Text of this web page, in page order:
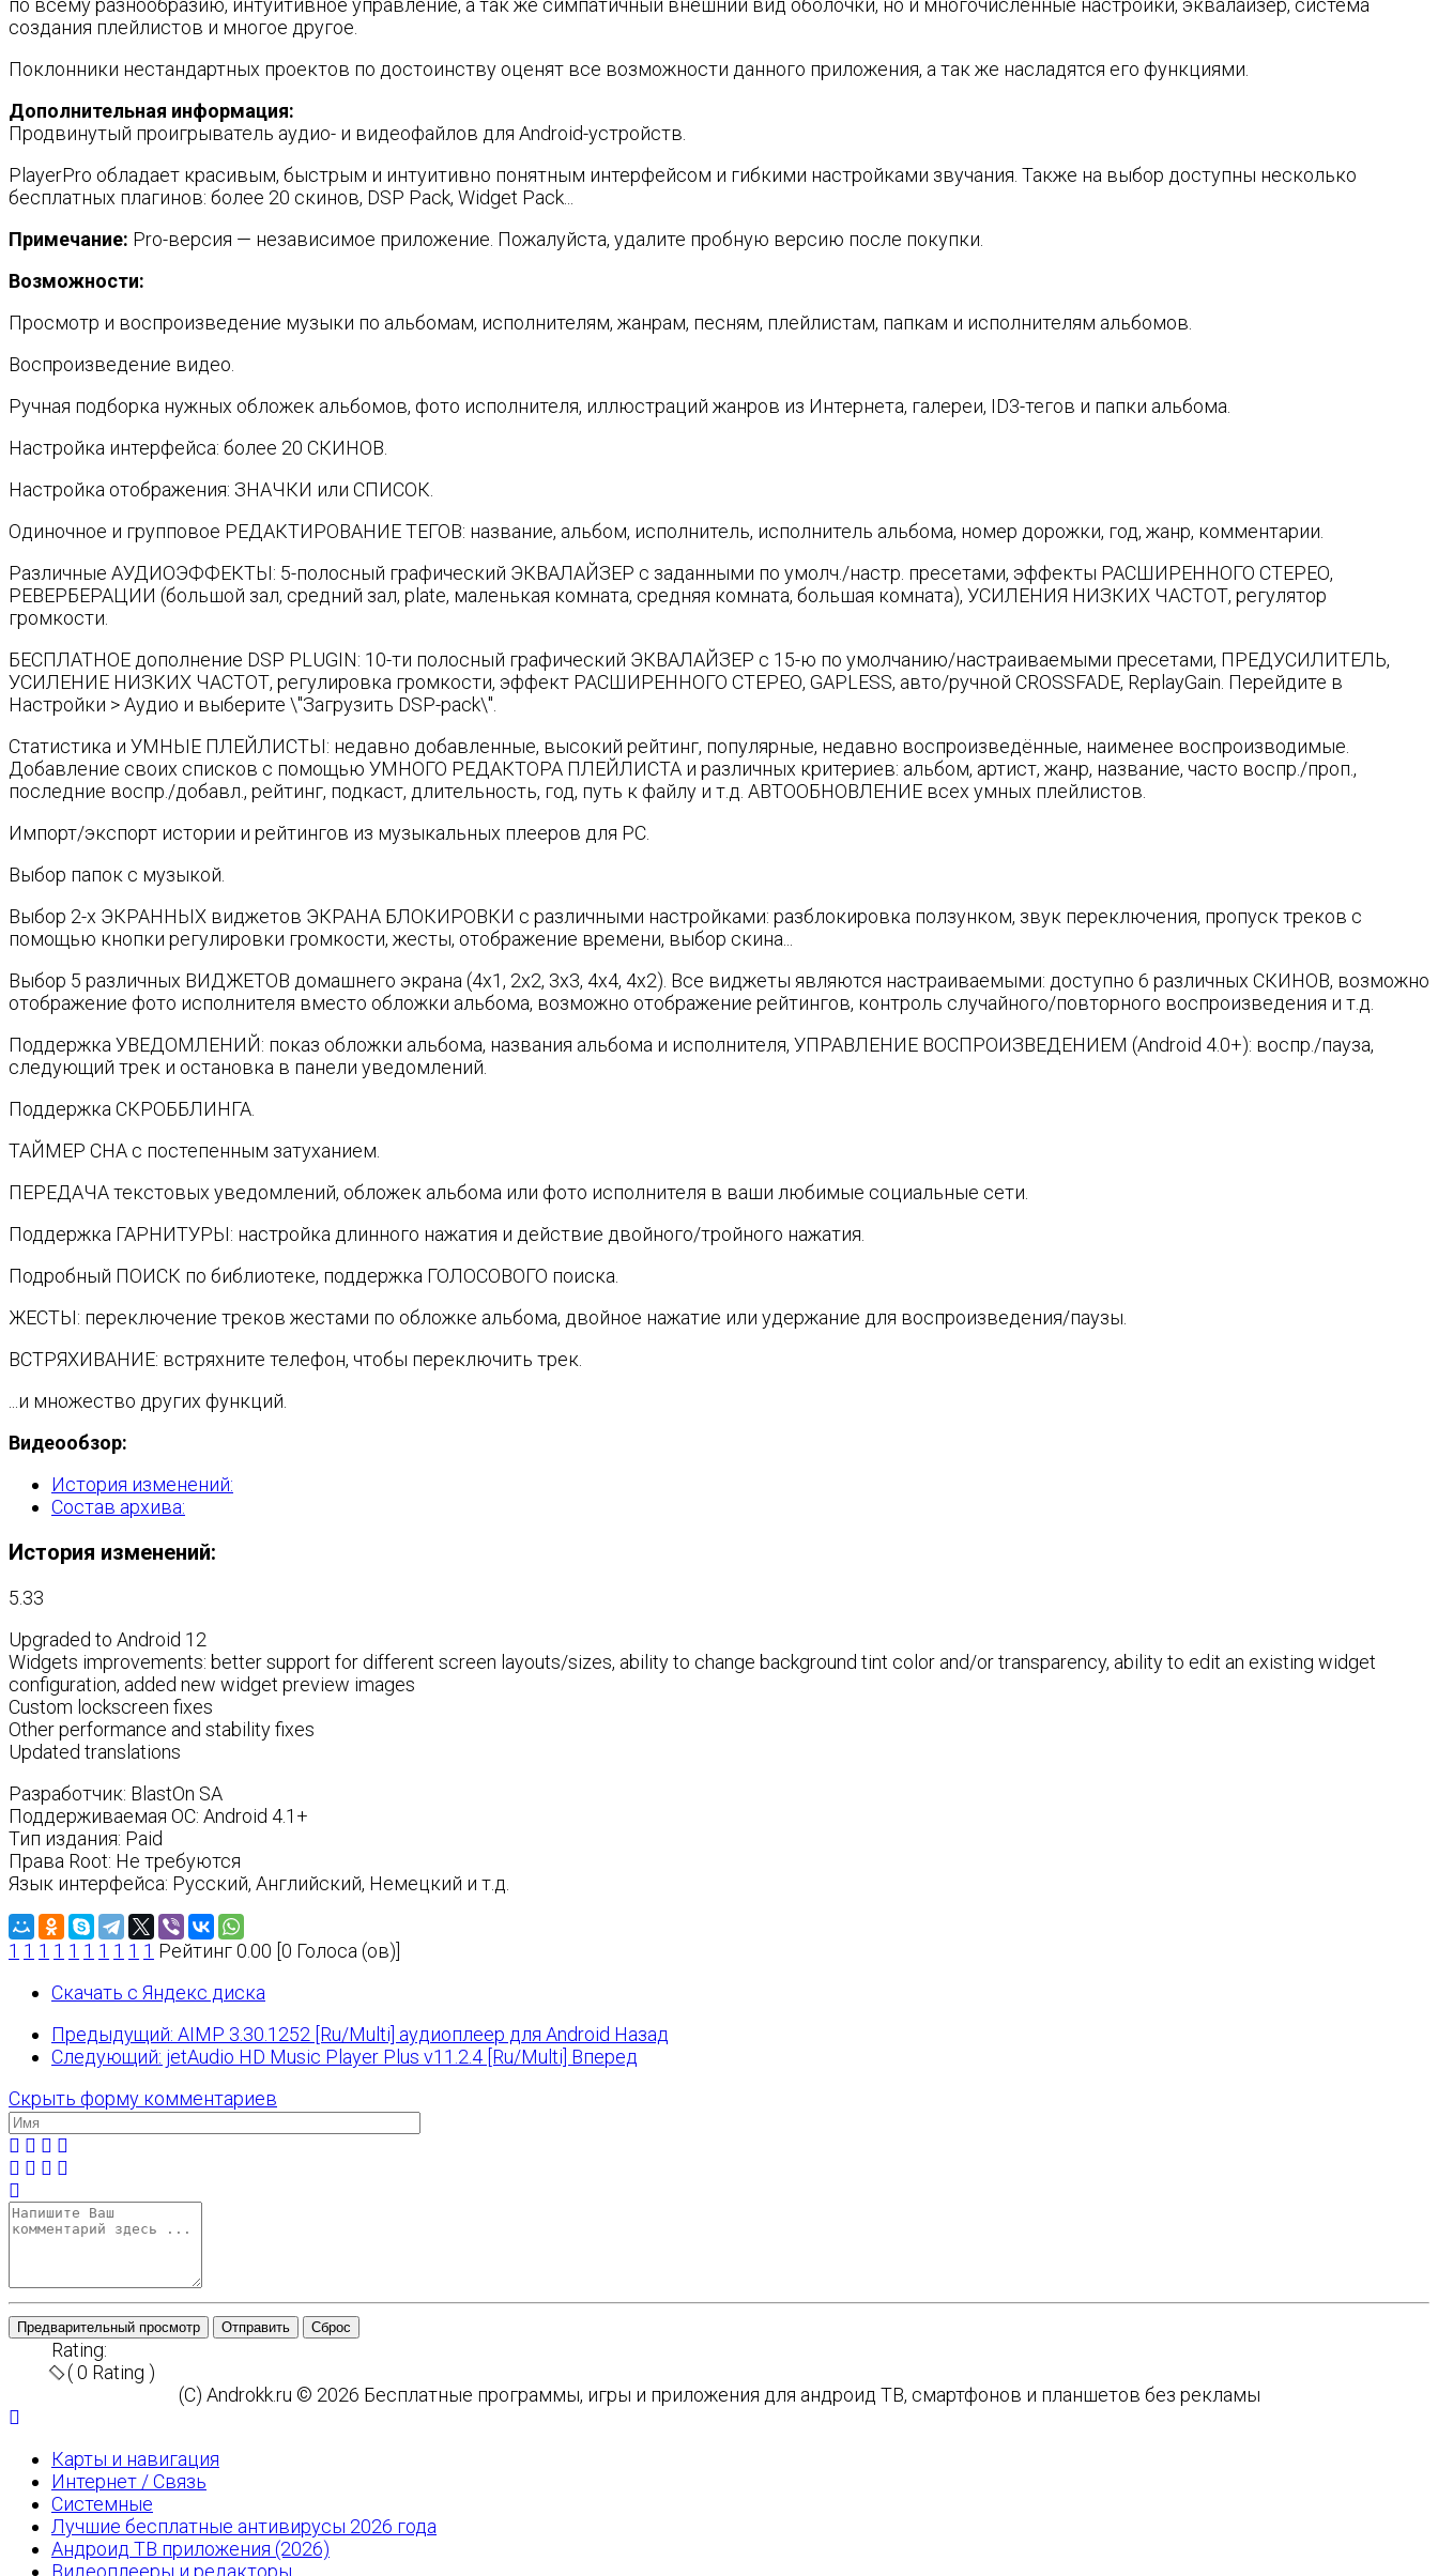
по всему разнообразию, интуитивное управление, а так же симпатичный внешний вид оболочки, но и многочисленные настройки, эквалайзер, система
создания плейлистов и многое другое.
Поклонники нестандартных проектов по достоинству оценят все возможности данного приложения, а так же насладятся его функциями.
Дополнительная информация:
Продвинутый проигрыватель аудио- и видеофайлов для Android-устройств.
PlayerPro обладает красивым, быстрым и интуитивно понятным интерфейсом и гибкими настройками звучания. Также на выбор доступны несколько
бесплатных плагинов: более 20 скинов, DSP Pack, Widget Pack...
Примечание: Pro-версия — независимое приложение. Пожалуйста, удалите пробную версию после покупки.
Возможности:
Просмотр и воспроизведение музыки по альбомам, исполнителям, жанрам, песням, плейлистам, папкам и исполнителям альбомов.
Воспроизведение видео.
Ручная подборка нужных обложек альбомов, фото исполнителя, иллюстраций жанров из Интернета, галереи, ID3-тегов и папки альбома.
Настройка интерфейса: более 20 СКИНОВ.
Настройка отображения: ЗНАЧКИ или СПИСОК.
Одиночное и групповое РЕДАКТИРОВАНИЕ ТЕГОВ: название, альбом, исполнитель, исполнитель альбома, номер дорожки, год, жанр, комментарии.
Различные АУДИОЭФФЕКТЫ: 5-полосный графический ЭКВАЛАЙЗЕР с заданными по умолч./настр. пресетами, эффекты РАСШИРЕННОГО СТЕРЕО,
РЕВЕРБЕРАЦИИ (большой зал, средний зал, plate, маленькая комната, средняя комната, большая комната), УСИЛЕНИЯ НИЗКИХ ЧАСТОТ, регулятор
громкости.
БЕСПЛАТНОЕ дополнение DSP PLUGIN: 10-ти полосный графический ЭКВАЛАЙЗЕР с 15-ю по умолчанию/настраиваемыми пресетами, ПРЕДУСИЛИТЕЛЬ,
УСИЛЕНИЕ НИЗКИХ ЧАСТОТ, регулировка громкости, эффект РАСШИРЕННОГО СТЕРЕО, GAPLESS, авто/ручной CROSSFADE, ReplayGain. Перейдите в
Настройки > Аудио и выберите \"Загрузить DSP-pack\".
Статистика и УМНЫЕ ПЛЕЙЛИСТЫ: недавно добавленные, высокий рейтинг, популярные, недавно воспроизведённые, наименее воспроизводимые.
Добавление своих списков с помощью УМНОГО РЕДАКТОРА ПЛЕЙЛИСТА и различных критериев: альбом, артист, жанр, название, часто воспр./проп.,
последние воспр./добавл., рейтинг, подкаст, длительность, год, путь к файлу и т.д. АВТООБНОВЛЕНИЕ всех умных плейлистов.
Импорт/экспорт истории и рейтингов из музыкальных плееров для PC.
Выбор папок с музыкой.
Выбор 2-х ЭКРАННЫХ виджетов ЭКРАНА БЛОКИРОВКИ с различными настройками: разблокировка ползунком, звук переключения, пропуск треков с
помощью кнопки регулировки громкости, жесты, отображение времени, выбор скина...
Выбор 5 различных ВИДЖЕТОВ домашнего экрана (4x1, 2x2, 3x3, 4x4, 4x2). Все виджеты являются настраиваемыми: доступно 6 различных СКИНОВ, возможно
отображение фото исполнителя вместо обложки альбома, возможно отображение рейтингов, контроль случайного/повторного воспроизведения и т.д.
Поддержка УВЕДОМЛЕНИЙ: показ обложки альбома, названия альбома и исполнителя, УПРАВЛЕНИЕ ВОСПРОИЗВЕДЕНИЕМ (Android 4.0+): воспр./пауза,
следующий трек и остановка в панели уведомлений.
Поддержка СКРОББЛИНГА.
ТАЙМЕР СНА с постепенным затуханием.
ПЕРЕДАЧА текстовых уведомлений, обложек альбома или фото исполнителя в ваши любимые социальные сети.
Поддержка ГАРНИТУРЫ: настройка длинного нажатия и действие двойного/тройного нажатия.
Подробный ПОИСК по библиотеке, поддержка ГОЛОСОВОГО поиска.
ЖЕСТЫ: переключение треков жестами по обложке альбома, двойное нажатие или удержание для воспроизведения/паузы.
ВСТРЯХИВАНИЕ: встряхните телефон, чтобы переключить трек.
...и множество других функций.
Видеообзор:
История изменений:
Состав архива:
История изменений:
5.33
Upgraded to Android 12
Widgets improvements: better support for different screen layouts/sizes, ability to change background tint color and/or transparency, ability to edit an existing widget
configuration, added new widget preview images
Custom lockscreen fixes
Other performance and stability fixes
Updated translations
Разработчик: BlastOn SA
Поддерживаемая ОС: Android 4.1+
Тип издания: Paid
Права Root: Не требуются
Язык интерфейса: Русский, Английский, Немецкий и т.д.
1 1 1 1 1 1 1 1 1 1 Рейтинг 0.00 [0 Голоса (ов)]
Скачать с Яндекс диска
Предыдущий: AIMP 3.30.1252 [Ru/Multi] аудиоплеер для Android Назад
Следующий: jetAudio HD Music Player Plus v11.2.4 [Ru/Multi] Вперед
Скрыть форму комментариев
Предварительный просмотр Отправить Сброс
Rating:
( 0 Rating )
(C) Androkk.ru © 2026 Бесплатные программы, игры и приложения для андроид ТВ, смартфонов и планшетов без рекламы
Карты и навигация
Интернет / Связь
Системные
Лучшие бесплатные антивирусы 2026 года
Андроид ТВ приложения (2026)
Видеоплееры и редакторы